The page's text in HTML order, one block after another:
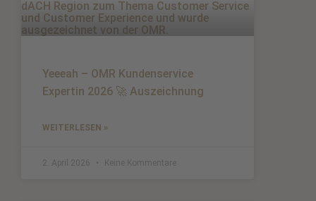
Yeeeah – OMR Kundenservice
Expertin 2026 🚀 Auszeichnung
WEITERLESEN »
2. April 2026 Keine Kommentare